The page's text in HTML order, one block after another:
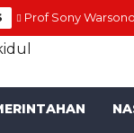
Prof Sony